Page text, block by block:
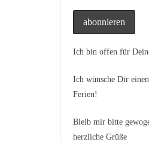
Ich bin offen für
Ich wünsche Dir
Ferien!
Bleib mir bitte
herzliche Grüße